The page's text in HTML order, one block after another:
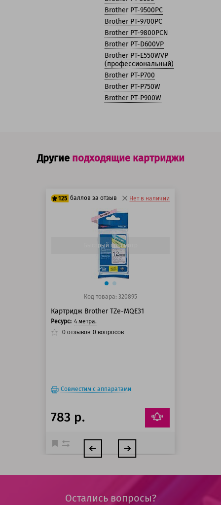
Brother PT-9500PC
Brother PT-9700PC
Brother PT-9800PCN
Brother PT-D600VP
Brother PT-E550WVP
(профессиональный)
Brother PT-P700
Brother PT-P750W
Brother PT-P900W
Другие подходящие картриджи
125 баллов за отзыв Нет в наличии
Быстрый просмотр
Код товара: 320895
Картридж Brother TZe-MQE31
Ресурс: 4 метра.
0 отзывов 0 вопросов
Совместим с аппаратами
783 р.
Остались вопросы?